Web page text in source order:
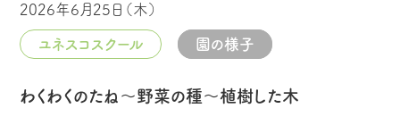
2026年6月25日（木）
ユネスコスクール 園の様子
わくわくのたね～野菜の種～植樹した木